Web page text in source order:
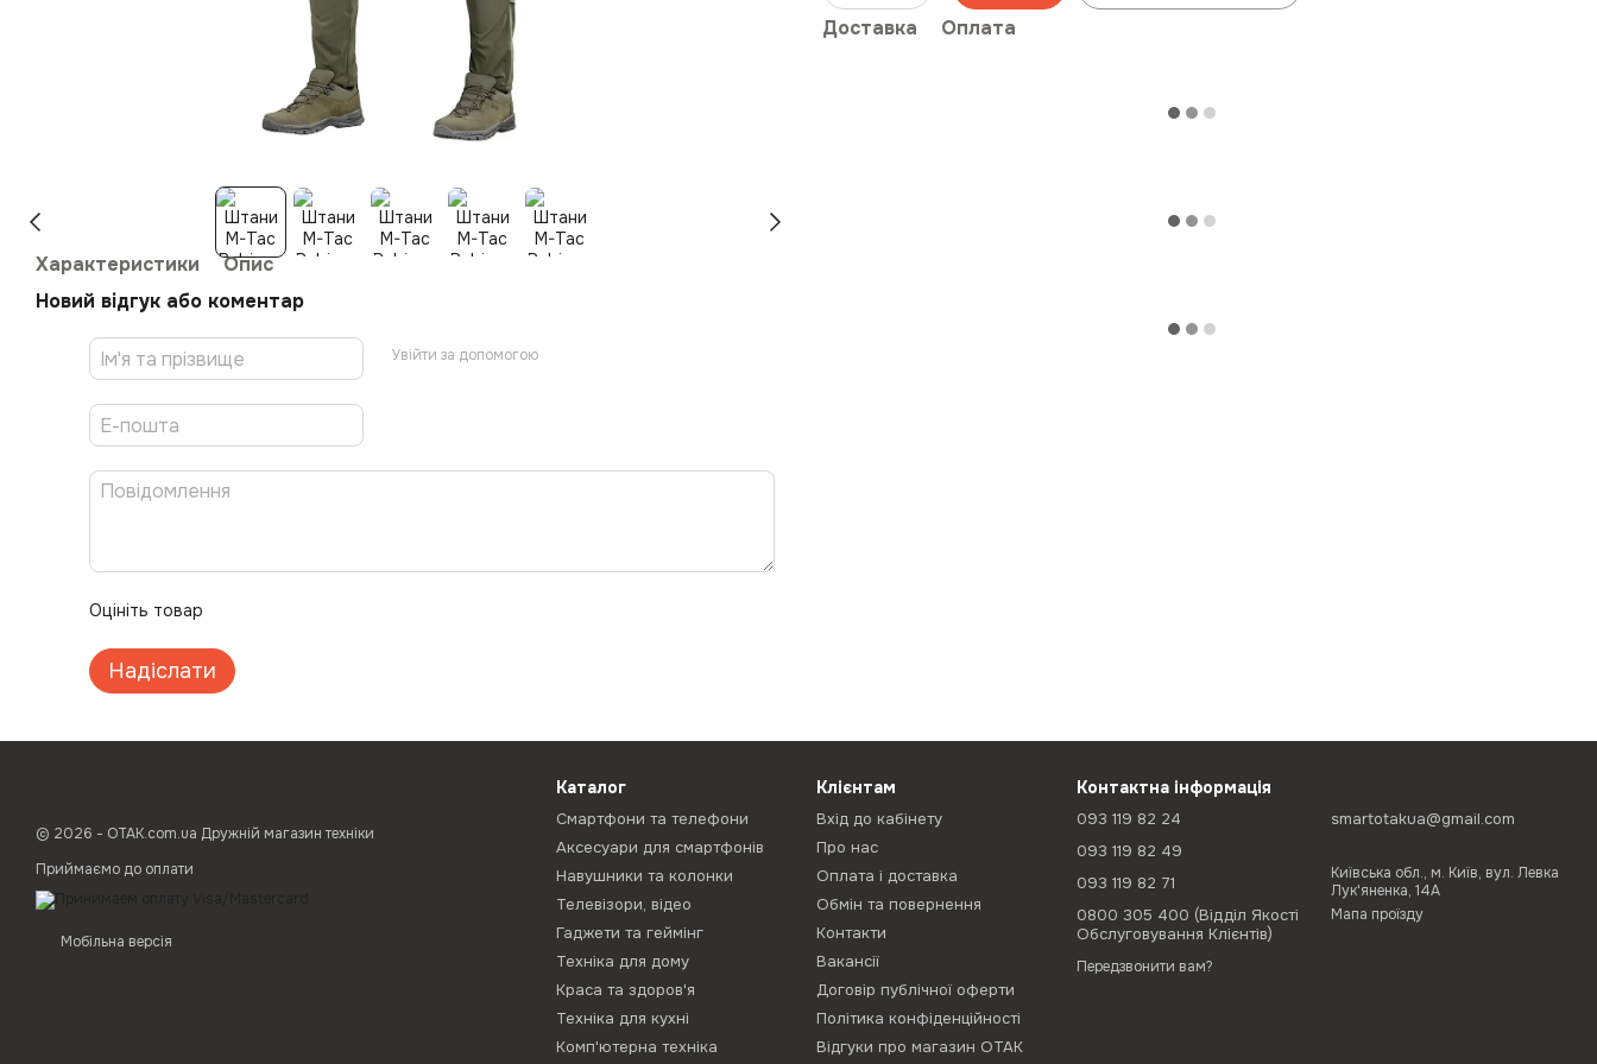
Характеристики
Опис
Новий відгук або коментар
Увійти за допомогою
Оцініть товар
Надіслати
Доставка Оплата
© 2026 - ОТАК.com.ua Дружній магазин техніки
Приймаємо до оплати
Мобільна версія
Каталог
Смартфони та телефони
Аксесуари для смартфонів
Навушники та колонки
Телевізори, відео
Гаджети та геймінг
Техніка для дому
Краса та здоров'я
Техніка для кухні
Комп'ютерна техніка
Клієнтам
Вхід до кабінету
Про нас
Оплата і доставка
Обмін та повернення
Контакти
Вакансії
Договір публічної оферти
Політика конфіденційності
Відгуки про магазин ОТАК
Контактна інформація
093 119 82 24
093 119 82 49
093 119 82 71
0800 305 400 (Відділ Якості
Обслуговування Клієнтів)
Передзвонити вам?
smartotakua@gmail.com
Київська обл., м. Київ, вул. Левка
Лук'яненка, 14А
Мапа проїзду